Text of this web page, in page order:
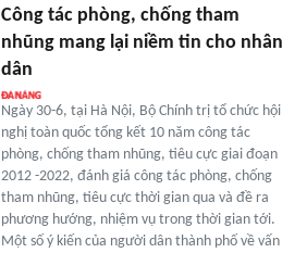
Công tác phòng, chống tham
nhũng mang lại niềm tin cho nhân
dân
Ngày 30-6, tại Hà Nội, Bộ Chính trị tổ chức hội
nghị toàn quốc tổng kết 10 năm công tác
phòng, chống tham nhũng, tiêu cực giai đoạn
2012 -2022, đánh giá công tác phòng, chống
tham nhũng, tiêu cực thời gian qua và đề ra
phương hướng, nhiệm vụ trong thời gian tới.
Một số ý kiến của người dân thành phố về vấn